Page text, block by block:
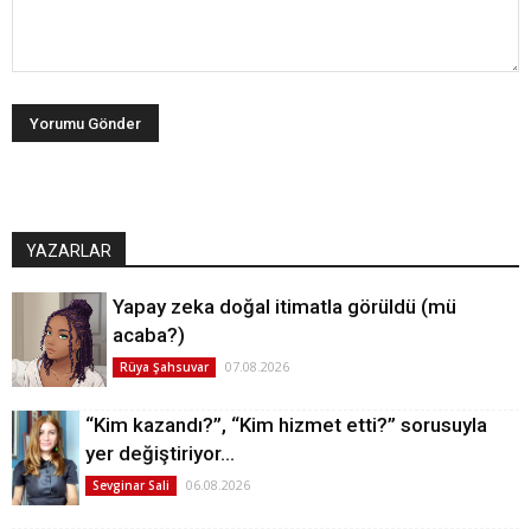
YAZARLAR
Yapay zeka doğal itimatla görüldü (mü
acaba?)
Rüya Şahsuvar 07.08.2026
“Kim kazandı?”, “Kim hizmet etti?” sorusuyla
yer değiştiriyor…
Sevginar Sali 06.08.2026